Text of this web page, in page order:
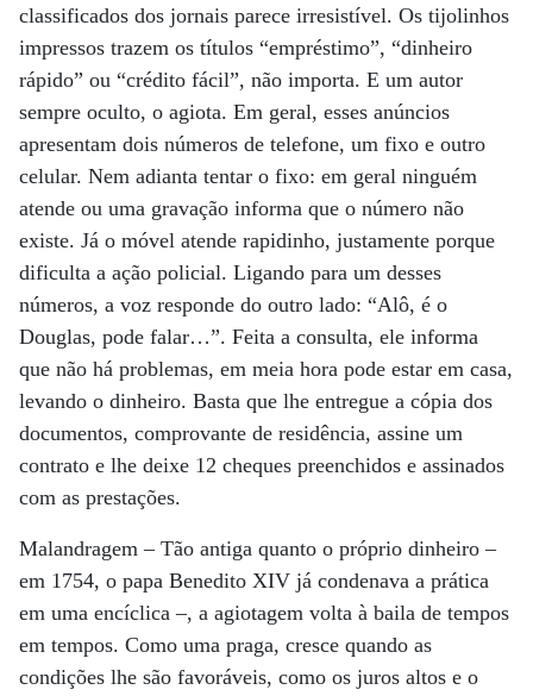
classificados dos jornais parece irresistível. Os tijolinhos
impressos trazem os títulos “empréstimo”, “dinheiro
rápido” ou “crédito fácil”, não importa. E um autor
sempre oculto, o agiota. Em geral, esses anúncios
apresentam dois números de telefone, um fixo e outro
celular. Nem adianta tentar o fixo: em geral ninguém
atende ou uma gravação informa que o número não
existe. Já o móvel atende rapidinho, justamente porque
dificulta a ação policial. Ligando para um desses
números, a voz responde do outro lado: “Alô, é o
Douglas, pode falar…”. Feita a consulta, ele informa
que não há problemas, em meia hora pode estar em casa,
levando o dinheiro. Basta que lhe entregue a cópia dos
documentos, comprovante de residência, assine um
contrato e lhe deixe 12 cheques preenchidos e assinados
com as prestações.
Malandragem – Tão antiga quanto o próprio dinheiro –
em 1754, o papa Benedito XIV já condenava a prática
em uma encíclica –, a agiotagem volta à baila de tempos
em tempos. Como uma praga, cresce quando as
condições lhe são favoráveis, como os juros altos e o